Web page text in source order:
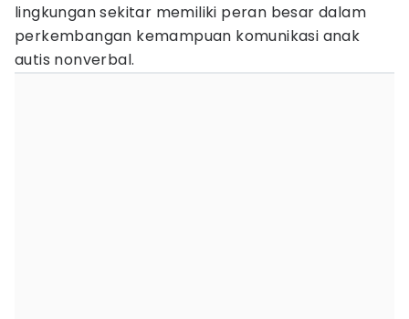
lingkungan sekitar memiliki peran besar dalam
perkembangan kemampuan komunikasi anak
autis nonverbal.